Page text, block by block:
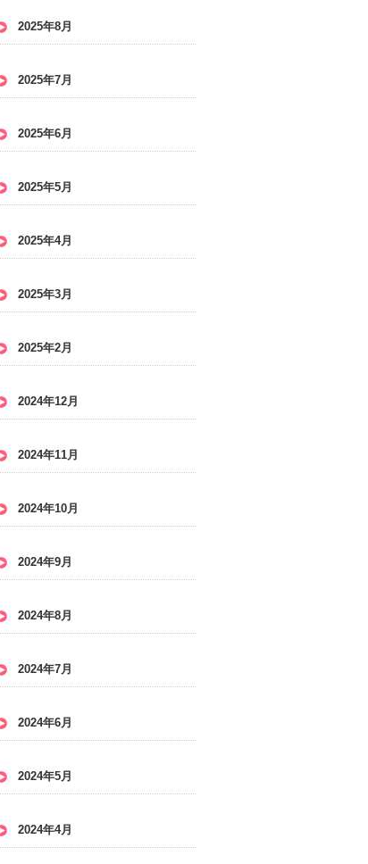
2025年8月
2025年7月
2025年6月
2025年5月
2025年4月
2025年3月
2025年2月
2024年12月
2024年11月
2024年10月
2024年9月
2024年8月
2024年7月
2024年6月
2024年5月
2024年4月